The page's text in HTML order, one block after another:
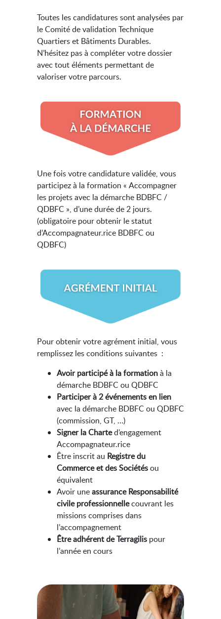
Toutes les candidatures sont analysées par
le Comité de validation Technique
Quartiers et Bâtiments Durables.
N’hésitez pas à compléter votre dossier
avec tout éléments permettant de
valoriser votre parcours.
Une fois votre candidature validée, vous
participez à la formation « Accompagner
les projets avec la démarche BDBFC /
QDBFC », d’une durée de 2 jours.
(obligatoire pour obtenir le statut
d’Accompagnateur.rice BDBFC ou
QDBFC)
Pour obtenir votre agrément initial, vous
remplissez les conditions suivantes :
Avoir participé à la formationà la
démarche BDBFC ou QDBFC
Participer à 2 événements en lien
avec la démarche BDBFC ou QDBFC
(commission, GT, …)
Signer la Charted’engagement
Accompagnateur.rice
Être inscrit au Registre du
Commerce et des Sociétésou
équivalent
Avoir uneassurance Responsabilité
civile professionnellecouvrant les
missions comprises dans
l’accompagnement
Être adhérent de Terragilis pour
l’année en cours